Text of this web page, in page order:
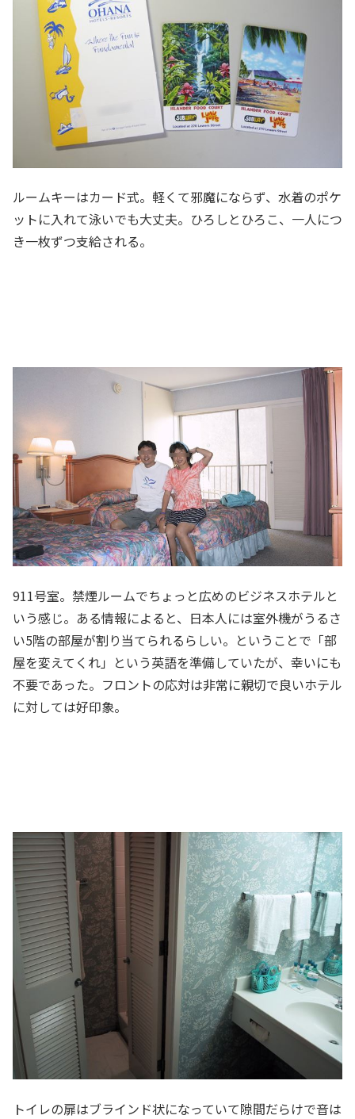
ルームキーはカード式。軽くて邪魔にならず、水着のポケ
ットに入れて泳いでも大丈夫。ひろしとひろこ、一人につ
き一枚ずつ支給される。
911号室。禁煙ルームでちょっと広めのビジネスホテルと
いう感じ。ある情報によると、日本人には室外機がうるさ
い5階の部屋が割り当てられるらしい。ということで「部
屋を変えてくれ」という英語を準備していたが、幸いにも
不要であった。フロントの応対は非常に親切で良いホテル
に対しては好印象。
トイレの扉はブラインド状になっていて隙間だらけで音は